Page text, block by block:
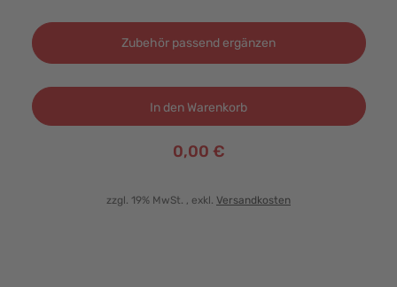
Zubehör passend ergänzen
In den Warenkorb
0,00 €
zzgl. 19% MwSt. , exkl. Versandkosten